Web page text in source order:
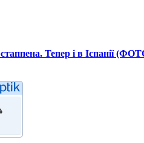
Тепер і в Іспанії